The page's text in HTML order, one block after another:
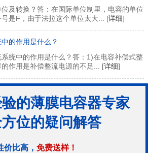
及转换？答：在国际单位制里，电容的单位
是F，由于法拉这个单位太大... [详细]
的作用是什么？
统中的作用是什么？答：1)在电容补偿式整
作用是补偿整流电源的不足... [详细]
的薄膜电容器专家
位的疑问解答
比高， 免费送样！